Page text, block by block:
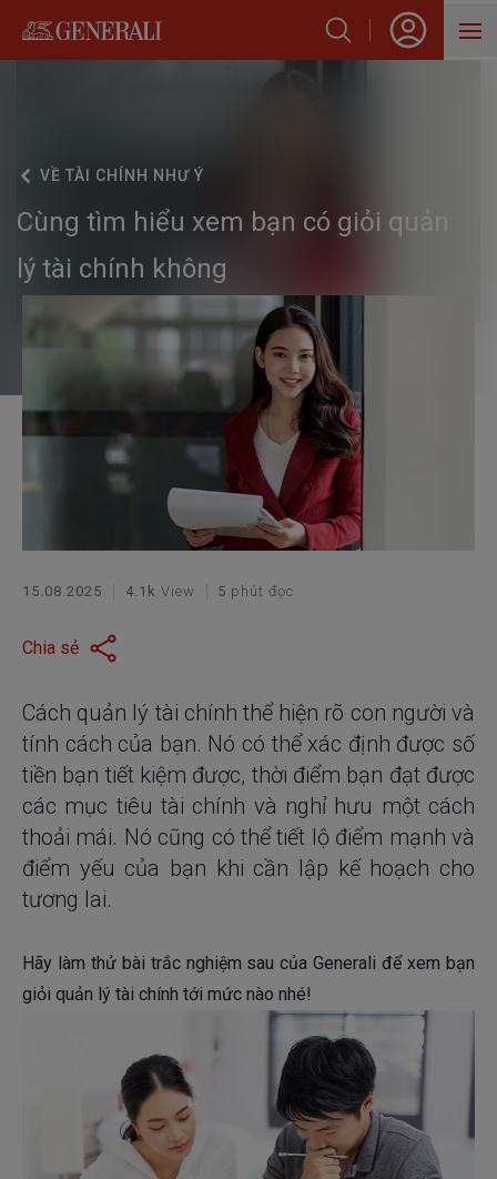
VỀ TÀI CHÍNH NHƯ Ý
Cùng tìm hiểu xem bạn có giỏi quản
lý tài chính không
15.08.2025 4.1k View 5 phút đọc
Chia sẻ
Cách quản lý tài chính thể hiện rõ con người và
tính cách của bạn. Nó có thể xác định được số
tiền bạn tiết kiệm được, thời điểm bạn đạt được
các mục tiêu tài chính và nghỉ hưu một cách
thoải mái. Nó cũng có thể tiết lộ điểm mạnh và
điểm yếu của bạn khi cần lập kế hoạch cho
tương lai.
Hãy làm thử bài trắc nghiệm sau của Generali để xem bạn
giỏi quản lý tài chính tới mức nào nhé!